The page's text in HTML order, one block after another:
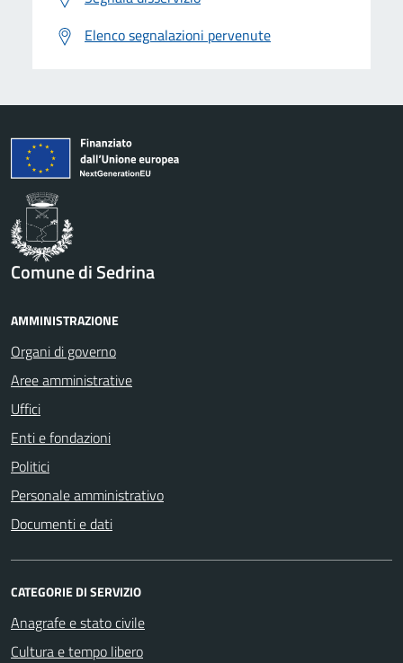
Elenco segnalazioni pervenute
Comune di Sedrina
AMMINISTRAZIONE
Organi di governo
Aree amministrative
Uffici
Enti e fondazioni
Politici
Personale amministrativo
Documenti e dati
CATEGORIE DI SERVIZIO
Anagrafe e stato civile
Cultura e tempo libero